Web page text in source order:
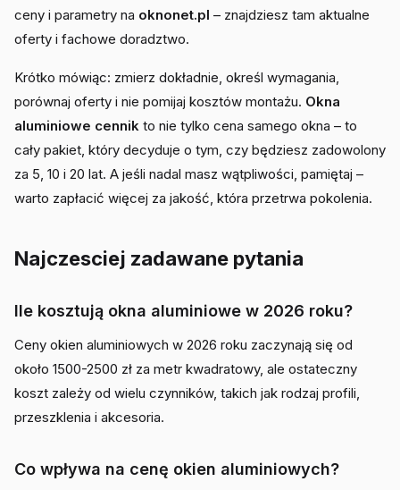
ceny i parametry na oknonet.pl – znajdziesz tam aktualne
oferty i fachowe doradztwo.
Krótko mówiąc: zmierz dokładnie, określ wymagania,
porównaj oferty i nie pomijaj kosztów montażu. Okna
aluminiowe cennik to nie tylko cena samego okna – to
cały pakiet, który decyduje o tym, czy będziesz zadowolony
za 5, 10 i 20 lat. A jeśli nadal masz wątpliwości, pamiętaj –
warto zapłacić więcej za jakość, która przetrwa pokolenia.
Najczesciej zadawane pytania
Ile kosztują okna aluminiowe w 2026 roku?
Ceny okien aluminiowych w 2026 roku zaczynają się od
około 1500-2500 zł za metr kwadratowy, ale ostateczny
koszt zależy od wielu czynników, takich jak rodzaj profili,
przeszklenia i akcesoria.
Co wpływa na cenę okien aluminiowych?